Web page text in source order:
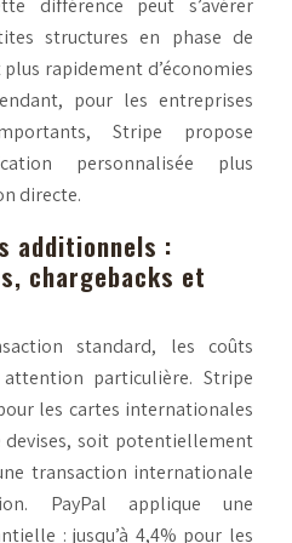
structures en phase de
rapidement d’économies
pour les entreprises
Stripe propose
personnalisée plus
directe.
additionnels :
chargebacks et
standard, les coûts
particulière. Stripe
les cartes internationales
soit potentiellement
transaction internationale
PayPal applique une
: jusqu’à 4,4% pour les